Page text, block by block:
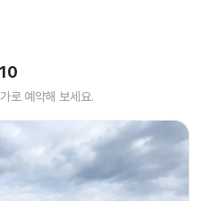
10
로 예약해 보세요.